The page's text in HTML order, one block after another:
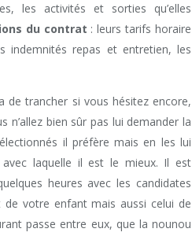
les activités et sorties qu’elles
du contrat : leurs tarifs horaire
indemnités repas et entretien, les
de trancher si vous hésitez encore,
n’allez bien sûr pas lui demander la
il préfère mais en les lui
laquelle il est le mieux. Il est
heures avec les candidates
votre enfant mais aussi celui de
passe entre eux, que la nounou